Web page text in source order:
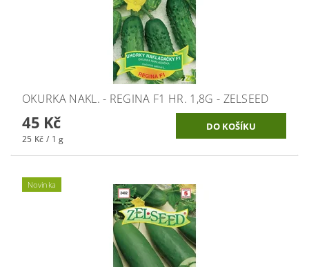
OKURKA NAKL. - REGINA F1 HR. 1,8G - ZELSEED
45 Kč
25 Kč / 1 g
Novinka